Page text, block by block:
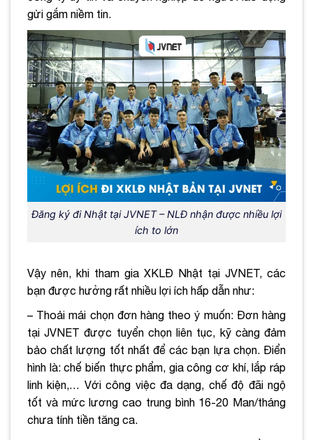
gửi gắm niềm tin.
Đăng ký đi Nhật tại JVNET – NLĐ nhận được nhiều lợi
ích to lớn
Vậy nên, khi tham gia XKLĐ Nhật tại JVNET, các
bạn được hưởng rất nhiều lợi ích hấp dẫn như:
– Thoải mái chọn đơn hàng theo ý muốn: Đơn hàng
tại JVNET được tuyển chọn liên tục, kỹ càng đảm
bảo chất lượng tốt nhất để các bạn lựa chọn. Điển
hình là: chế biến thực phẩm, gia công cơ khí, lắp ráp
linh kiện,… Với công việc đa dạng, chế độ đãi ngộ
tốt và mức lương cao trung bình 16-20 Man/tháng
chưa tính tiền tăng ca.